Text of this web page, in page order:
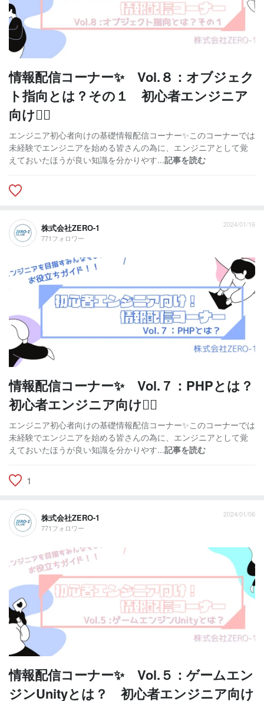
情報配信コーナー✨ Vol.８：オブジェク
ト指向とは？その１ 初心者エンジニア
向け🙆‍♀
エンジニア初心者向けの基礎情報配信コーナー✨このコーナーでは
未経験でエンジニアを始める皆さんの為に、エンジニアとして覚
えておいたほうが良い知識を分かりやす...記事を読む
株式会社ZERO-1
771フォロワー
2024/01/16
情報配信コーナー✨ Vol.７：PHPとは？
初心者エンジニア向け🙆‍♀
エンジニア初心者向けの基礎情報配信コーナー✨このコーナーでは
未経験でエンジニアを始める皆さんの為に、エンジニアとして覚
えておいたほうが良い知識を分かりやす...記事を読む
1
株式会社ZERO-1
771フォロワー
2024/01/06
情報配信コーナー✨ Vol.５：ゲームエン
ジンUnityとは？ 初心者エンジニア向け